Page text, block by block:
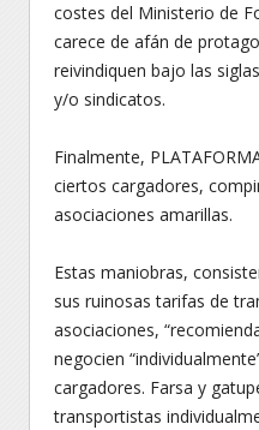
costes del Ministerio de
carece de afán de
reivindiquen bajo las
y/o sindicatos.
Finalmente,
ciertos cargadores,
asociaciones amarillas.
Estas maniobras,
sus ruinosas tarifas de
asociaciones,
negocien
cargadores. Farsa y
transportistas